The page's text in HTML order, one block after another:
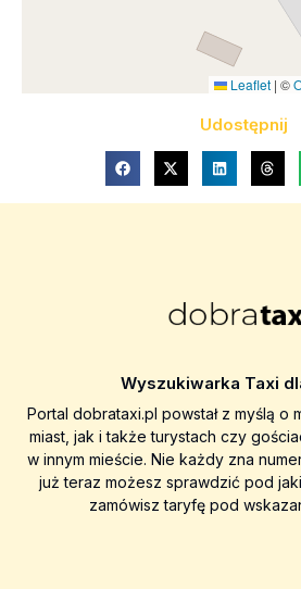
Leaflet | ©
Udostępnij
Wyszukiwarka Taxi
Portal dobrataxi.pl powstał z myślą o
miast, jak i także turystach czy
w innym mieście. Nie każdy zna
już teraz możesz sprawdzić pod
zamówisz taryfę pod